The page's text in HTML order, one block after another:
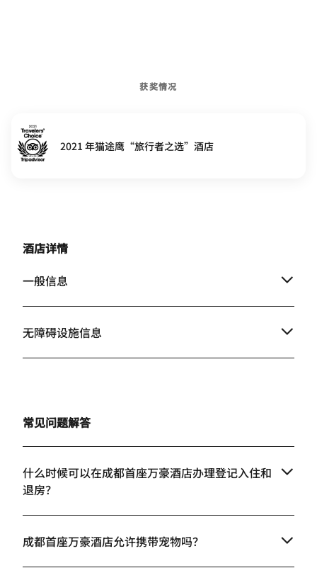
获奖情况
2021 年猫途鹰“旅行者之选”酒店
酒店详情
一般信息
无障碍设施信息
常见问题解答
什么时候可以在成都首座万豪酒店办理登记入住和
退房？
成都首座万豪酒店允许携带宠物吗？